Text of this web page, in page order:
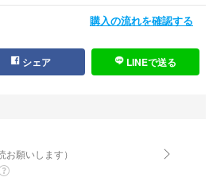
シンプル 大人可愛い
購入の流れを確認する
シェア LINEで送る
お願いします）